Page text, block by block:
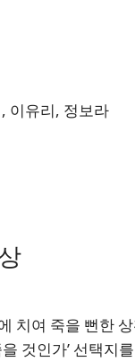
이유리, 정보라
치여 죽을 뻔한
것인가’ 선택지